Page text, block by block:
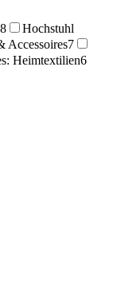
8
Hochstuhl
Accessoires7
Heimtextilien6